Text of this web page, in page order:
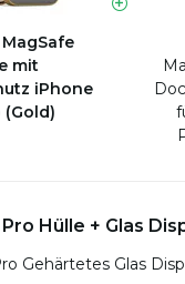
mit
iPhone
(Gold)
Pro Hülle + Glas
Gehärtetes Glas